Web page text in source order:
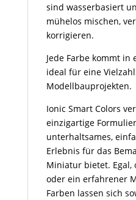
sind wasserbasiert
mühelos mischen,
korrigieren.
Jede Farbe kommt in
ideal für eine
Modellbauprojekten.
Ionic Smart Colors
einzigartige
unterhaltsames,
Erlebnis für das
Miniatur bietet. Egal,
oder ein erfahrener
Farben lassen sich